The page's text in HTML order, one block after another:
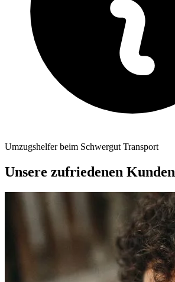
Umzugshelfer beim Schwergut Transport
Unsere zufriedenen Kunden